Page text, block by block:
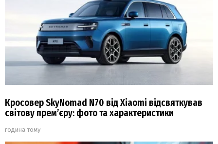
Кросовер SkyNomad N70 від Xiaomi відсвяткував
світову прем’єру: фото та характеристики
година тому